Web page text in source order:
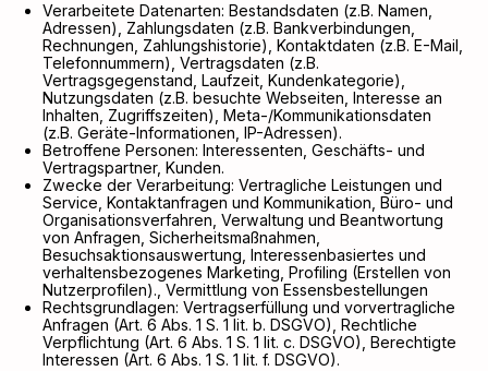
Verarbeitete Datenarten: Bestandsdaten (z.B. Namen,
Adressen), Zahlungsdaten (z.B. Bankverbindungen,
Rechnungen, Zahlungshistorie), Kontaktdaten (z.B. E-Mail,
Telefonnummern), Vertragsdaten (z.B.
Vertragsgegenstand, Laufzeit, Kundenkategorie),
Nutzungsdaten (z.B. besuchte Webseiten, Interesse an
Inhalten, Zugriffszeiten), Meta-/Kommunikationsdaten
(z.B. Geräte-Informationen, IP-Adressen).
Betroffene Personen: Interessenten, Geschäfts- und
Vertragspartner, Kunden.
Zwecke der Verarbeitung: Vertragliche Leistungen und
Service, Kontaktanfragen und Kommunikation, Büro- und
Organisationsverfahren, Verwaltung und Beantwortung
von Anfragen, Sicherheitsmaßnahmen,
Besuchsaktionsauswertung, Interessenbasiertes und
verhaltensbezogenes Marketing, Profiling (Erstellen von
Nutzerprofilen)., Vermittlung von Essensbestellungen
Rechtsgrundlagen: Vertragserfüllung und vorvertragliche
Anfragen (Art. 6 Abs. 1 S. 1 lit. b. DSGVO), Rechtliche
Verpflichtung (Art. 6 Abs. 1 S. 1 lit. c. DSGVO), Berechtigte
Interessen (Art. 6 Abs. 1 S. 1 lit. f. DSGVO).